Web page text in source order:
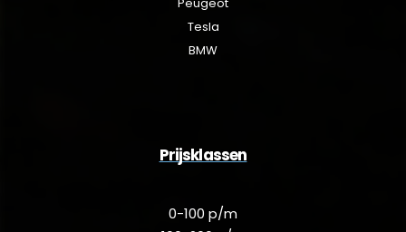
Tesla
BMW
Prijsklassen
0-100 p/m